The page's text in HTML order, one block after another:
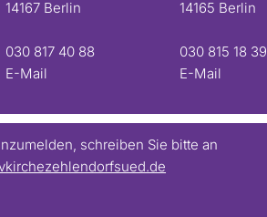
14167 Berlin
030 817 40 88
E-Mail
14165 Berlin
030 815 18 39
E-Mail
schreiben Sie bitte an